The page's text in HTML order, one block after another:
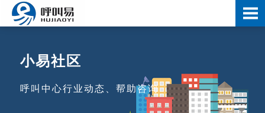
小易社区
呼叫中心行业动态、帮助咨询